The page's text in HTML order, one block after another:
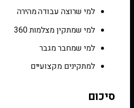
למי שרוצה עבודה מהירה
למי שמתקין מצלמות 360
למי שמחבר מגבר
למתקינים מקצועיים
סיכום